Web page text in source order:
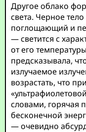
Другое облако
света. Черное
поглощающий и
— светится с
от его
предсказывала,
излучаемое
возрастать, что
словами, горячая
бесконечной
— очевидно